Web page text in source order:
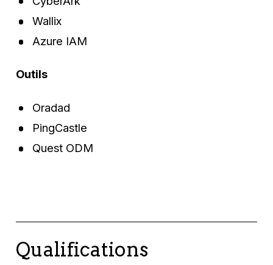
Wallix
Azure IAM
Outils
Oradad
PingCastle
Quest ODM
Qualifications